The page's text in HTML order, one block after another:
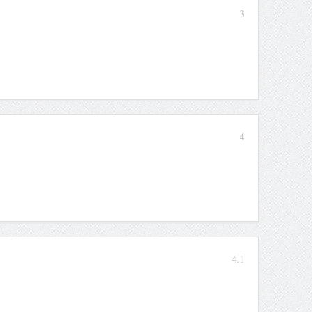
3
4
4.1